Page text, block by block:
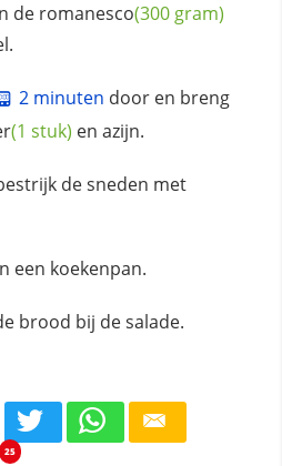
de romanesco(300 gram)
2 minuten door en breng
(1 stuk) en azijn.
de sneden met
een koekenpan.
brood bij de salade.
25